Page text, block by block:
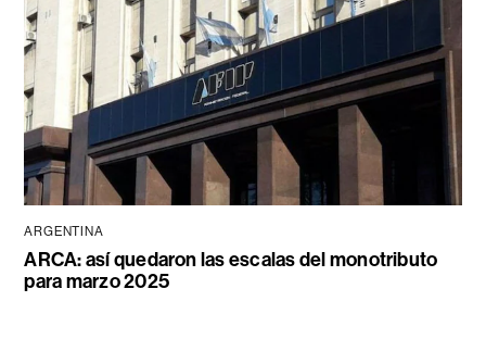
ARGENTINA
ARCA: así quedaron las escalas del monotributo
para marzo 2025